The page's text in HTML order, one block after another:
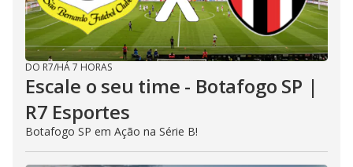
DO R7/HÁ 7 HORAS
Escale o seu time - Botafogo SP |
R7 Esportes
Botafogo SP em Ação na Série B!